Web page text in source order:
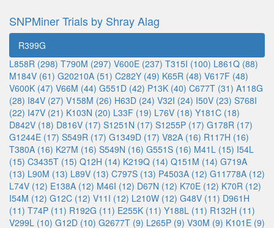
SNPMiner Trials by Shray Alag
R399G
L858R (298) T790M (297) V600E (237) T315I (100) L861Q (88)
M184V (61) G20210A (51) C282Y (49) K65R (48) V617F (48)
V600K (47) V66M (44) G551D (42) P13K (40) C677T (31) A118G
(28) I84V (27) V158M (26) H63D (24) V32I (24) I50V (23) S768I
(22) I47V (21) K103N (20) L33F (19) L76V (18) Y181C (18)
D842V (18) D816V (17) S1251N (17) S1255P (17) G178R (17)
G1244E (17) S549R (17) G1349D (17) V82A (16) R117H (16)
T380A (16) K27M (16) S549N (16) G551S (16) M41L (15) I54L
(15) C3435T (15) Q12H (14) K219Q (14) Q151M (14) G719A
(13) L90M (13) L89V (13) C797S (13) P4503A (12) G11778A (12)
L74V (12) E138A (12) M46I (12) D67N (12) K70E (12) K70R (12)
I54M (12) G12C (12) V11I (12) L210W (12) G48V (11) D961H
(11) T74P (11) R192G (11) E255K (11) Y188L (11) R132H (11)
V299L (10) G12D (10) G2677T (9) L265P (9) V30M (9) K101E (9)